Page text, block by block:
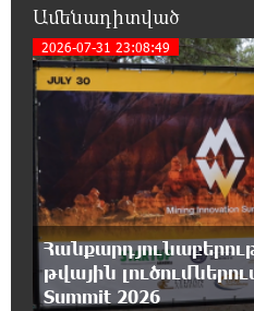
հեռացնել
16:57:42 7-08-2026
«ՀայաՔվեն»
եկեղեցու
մաս 3
16:50:26 7-08-2026
Վարչապետ
անել
16:42:49 7-08-2026
Ամենադիտված
2026-07-31 23:08:49
թվային
Summit 2026